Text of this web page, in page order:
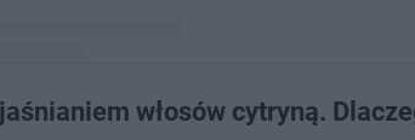
przez Olga Poniatowska |Trycholog kliniczny
włosów cytryną.